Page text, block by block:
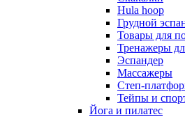
Hula hoop
Грудной
Товары для
Тренажеры
Эспандер
Массажеры
Степ-
Тейпы и
Йога и пилатес